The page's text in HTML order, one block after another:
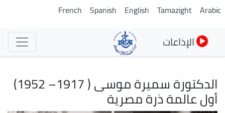
تجاوز
Arabic
Tamazight
English
Spanish
French
الإذاعات
الدكتورة سميرة موسى ( 1917– 1952)
أول عالمة ذرة مصرية